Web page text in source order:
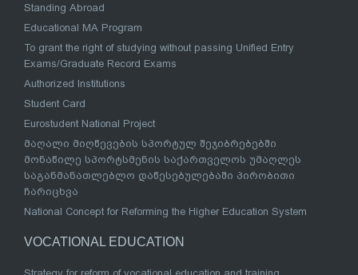
Standing Abroad
Educational MA Program
To grant the right of studying without passing Unified Entry
Exams/Graduate Record Exams
Authorized Institutions
Student Card
Eurostudent National Project
მაღალი მიღწევების სპორტულ შეჯიბრებებში
მონაწილე სპორტსმენის საქართველოს უმაღლეს
საგანმანათლებლო დაწესებულებაში პირობითი
ჩარიცხვა
National Concept for Reforming the Higher Education System
VOCATIONAL EDUCATION